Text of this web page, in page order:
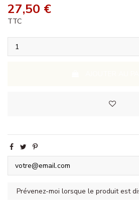
27,50 €
TTC